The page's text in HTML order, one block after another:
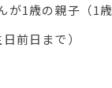
が1歳の親子（1
前日まで）